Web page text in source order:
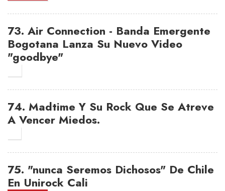
73. Air Connection - Banda Emergente
Bogotana Lanza Su Nuevo Video
"goodbye"
74. Madtime Y Su Rock Que Se Atreve
A Vencer Miedos.
75. "nunca Seremos Dichosos" De Chile
En Unirock Cali